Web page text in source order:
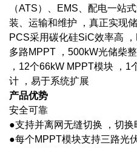
（ATS）、EMS、配电一站
装、运输和维护 ，真正实现
PCS采用碳化硅SiC效率高
多路MPPT ，500kW光储柴
，12个66kW MPPT模块 ，
计 ，易于系统扩展
产品优势
安全可靠
●支持并离网无缝切换 ，切换
●每个MPPT模块支持三路光